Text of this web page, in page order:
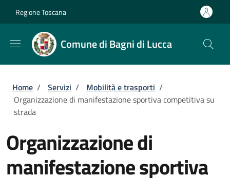
Regione Toscana
Comune di Bagni di Lucca
Briciole di pane
Home / Servizi / Mobilità e trasporti /
Organizzazione di manifestazione sportiva competitiva su
strada
Organizzazione di
manifestazione sportiva